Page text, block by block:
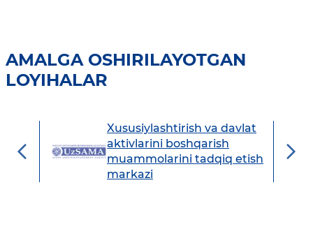
AMALGA OSHIRILAYOTGAN
LOYIHALAR
Xususiylashtirish va davlat
aktivlarini boshqarish
muammolarini tadqiq etish
markazi